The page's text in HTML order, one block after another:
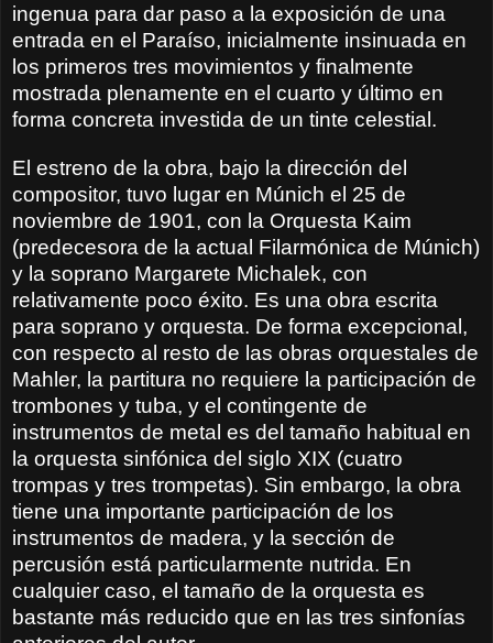
ingenua para dar paso a la exposición de una
entrada en el Paraíso, inicialmente insinuada en
los primeros tres movimientos y finalmente
mostrada plenamente en el cuarto y último en
forma concreta investida de un tinte celestial.
El estreno de la obra, bajo la dirección del
compositor, tuvo lugar en Múnich el 25 de
noviembre de 1901, con la Orquesta Kaim
(predecesora de la actual Filarmónica de Múnich)
y la soprano Margarete Michalek, con
relativamente poco éxito. Es una obra escrita
para soprano y orquesta. De forma excepcional,
con respecto al resto de las obras orquestales de
Mahler, la partitura no requiere la participación de
trombones y tuba, y el contingente de
instrumentos de metal es del tamaño habitual en
la orquesta sinfónica del siglo XIX (cuatro
trompas y tres trompetas). Sin embargo, la obra
tiene una importante participación de los
instrumentos de madera, y la sección de
percusión está particularmente nutrida. En
cualquier caso, el tamaño de la orquesta es
bastante más reducido que en las tres sinfonías